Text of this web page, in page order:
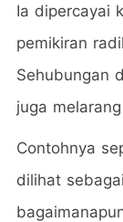
Ia dipercayai
pemikiran
Sehubungan
juga
Contohnya
dilihat